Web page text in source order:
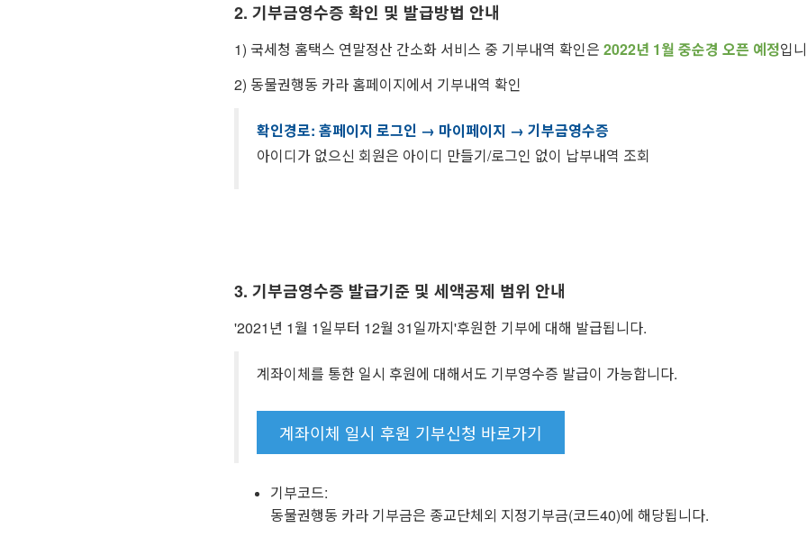
2. 기부금영수증 확인 및 발급방법 안내
1) 국세청 홈택스 연말정산 간소화 서비스 중 기부내역 확인은 2022년 1월 중순경 오픈 예정입
2) 동물권행동 카라 홈페이지에서 기부내역 확인
확인경로: 홈페이지 로그인 → 마이페이지 → 기부금영수증
아이디가 없으신 회원은 아이디 만들기/로그인 없이 납부내역 조회
3. 기부금영수증 발급기준 및 세액공제 범위 안내
'2021년 1월 1일부터 12월 31일까지'후원한 기부에 대해 발급됩니다.
계좌이체를 통한 일시 후원에 대해서도 기부영수증 발급이 가능합니다.
계좌이체 일시 후원 기부신청 바로가기
기부코드:
동물권행동 카라 기부금은 종교단체외 지정기부금(코드40)에 해당됩니다.